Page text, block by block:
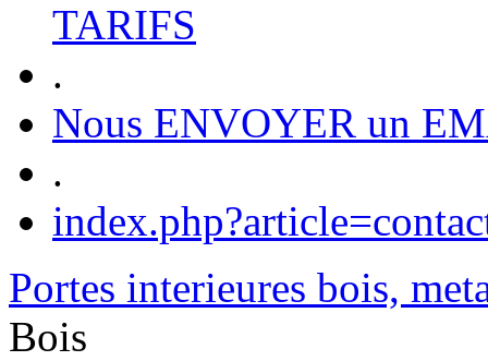
TARIFS
.
Nous ENVOYER un
.
Portes interieures bois,
Bois